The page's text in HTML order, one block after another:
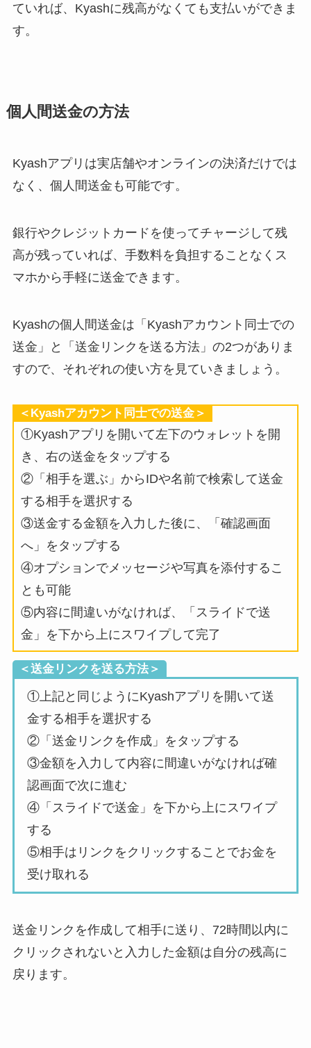
ていれば、Kyashに残高がなくても支払いができま
す。
個人間送金の方法
Kyashアプリは実店舗やオンラインの決済だけでは
なく、個人間送金も可能です。
銀行やクレジットカードを使ってチャージして残
高が残っていれば、手数料を負担することなくス
マホから手軽に送金できます。
Kyashの個人間送金は「Kyashアカウント同士での
送金」と「送金リンクを送る方法」の2つがありま
すので、それぞれの使い方を見ていきましょう。
＜Kyashアカウント同士での送金＞
①Kyashアプリを開いて左下のウォレットを開
き、右の送金をタップする
②「相手を選ぶ」からIDや名前で検索して送金
する相手を選択する
③送金する金額を入力した後に、「確認画面
へ」をタップする
④オプションでメッセージや写真を添付するこ
とも可能
⑤内容に間違いがなければ、「スライドで送
金」を下から上にスワイプして完了
＜送金リンクを送る方法＞
①上記と同じようにKyashアプリを開いて送
金する相手を選択する
②「送金リンクを作成」をタップする
③金額を入力して内容に間違いがなければ確
認画面で次に進む
④「スライドで送金」を下から上にスワイプ
する
⑤相手はリンクをクリックすることでお金を
受け取れる
送金リンクを作成して相手に送り、72時間以内に
クリックされないと入力した金額は自分の残高に
戻ります。